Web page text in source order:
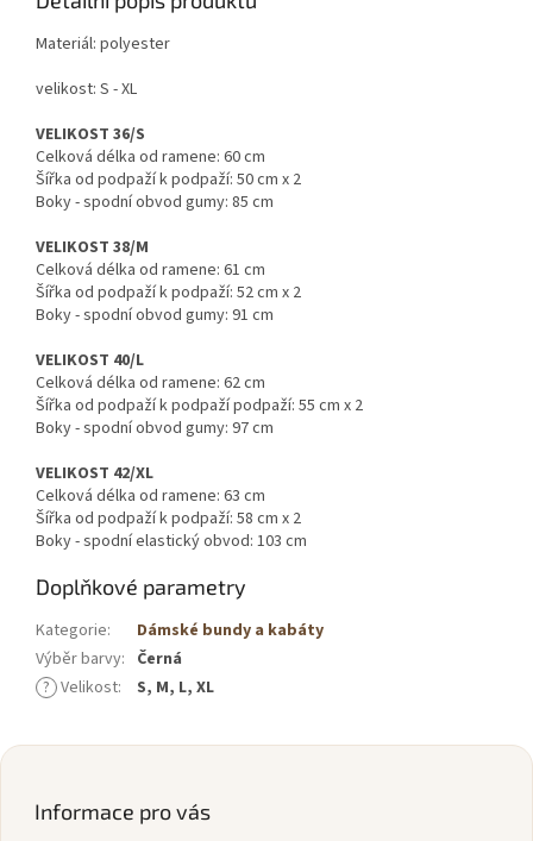
Materiál: polyester
velikost: S - XL
VELIKOST 36/S
Celková délka od ramene: 60 cm
Šířka od podpaží k podpaží: 50 cm x 2
Boky - spodní obvod gumy: 85 cm
VELIKOST 38/M
Celková délka od ramene: 61 cm
Šířka od podpaží k podpaží: 52 cm x 2
Boky - spodní obvod gumy: 91 cm
VELIKOST 40/L
Celková délka od ramene: 62 cm
Šířka od podpaží k podpaží podpaží: 55 cm x 2
Boky - spodní obvod gumy: 97 cm
VELIKOST 42/XL
Celková délka od ramene: 63 cm
Šířka od podpaží k podpaží: 58 cm x 2
Boky - spodní elastický obvod: 103 cm
Doplňkové parametry
Kategorie:
Dámské bundy a kabáty
Výběr barvy: Černá
? Velikost: S, M, L, XL
Z
Informace pro vás